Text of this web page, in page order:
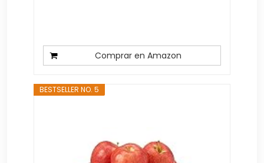
Comprar en Amazon
BESTSELLER NO. 5